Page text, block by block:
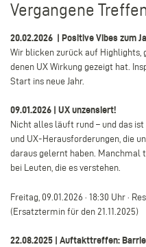
Vergangene
20.02.2026 | Positive Vibes zum
Wir blicken zurück auf Highlights,
denen UX Wirkung gezeigt hat.
Start ins neue Jahr.
09.01.2026 | UX unzensiert!
Nicht alles läuft rund – und das
und UX-Herausforderungen, die
daraus gelernt haben. Manchmal
bei Leuten, die es verstehen.
Freitag, 09.01.2026 · 18:30 Uhr ·
(Ersatztermin für den 21.11.2025)
22.08.2025 | Auftakttreffen: